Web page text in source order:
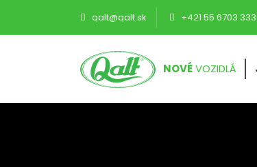
qalt@qalt.sk +421 55 6703 333
NOVÉVOZIDLÁ